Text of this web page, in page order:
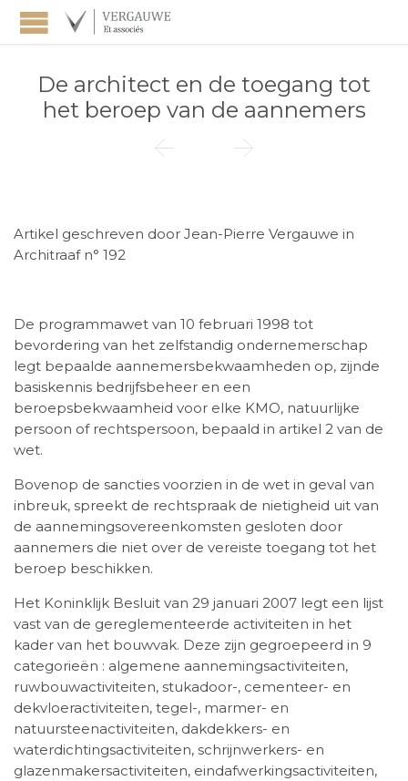
De architect en de toegang tot
het beroep van de aannemers
 
Artikel geschreven door Jean-Pierre Vergauwe in
Architraaf n° 192
De programmawet van 10 februari 1998 tot
bevordering van het zelfstandig ondernemerschap
legt bepaalde aannemersbekwaamheden op, zijnde
basiskennis bedrijfsbeheer en een
beroepsbekwaamheid voor elke KMO, natuurlijke
persoon of rechtspersoon, bepaald in artikel 2 van de
wet.
Bovenop de sancties voorzien in de wet in geval van
inbreuk, spreekt de rechtspraak de nietigheid uit van
de aannemingsovereenkomsten gesloten door
aannemers die niet over de vereiste toegang tot het
beroep beschikken.
Het Koninklijk Besluit van 29 januari 2007 legt een lijst
vast van de gereglementeerde activiteiten in het
kader van het bouwvak. Deze zijn gegroepeerd in 9
categorieën : algemene aannemingsactiviteiten,
ruwbouwactiviteiten, stukadoor-, cementeer- en
dekvloeractiviteiten, tegel-, marmer- en
natuursteenactiviteiten, dakdekkers- en
waterdichtingsactiviteiten, schrijnwerkers- en
glazenmakersactiviteiten, eindafwerkingsactiviteiten,